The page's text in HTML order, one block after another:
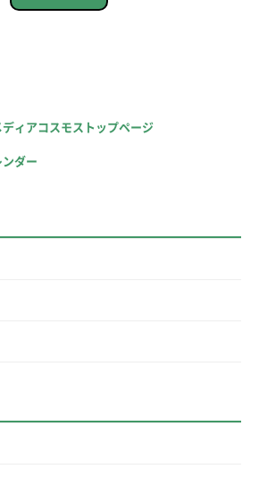
ィアコスモストップページ
ダー